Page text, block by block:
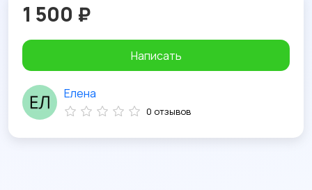
1 500 ₽
Написать
Елена
0 отзывов